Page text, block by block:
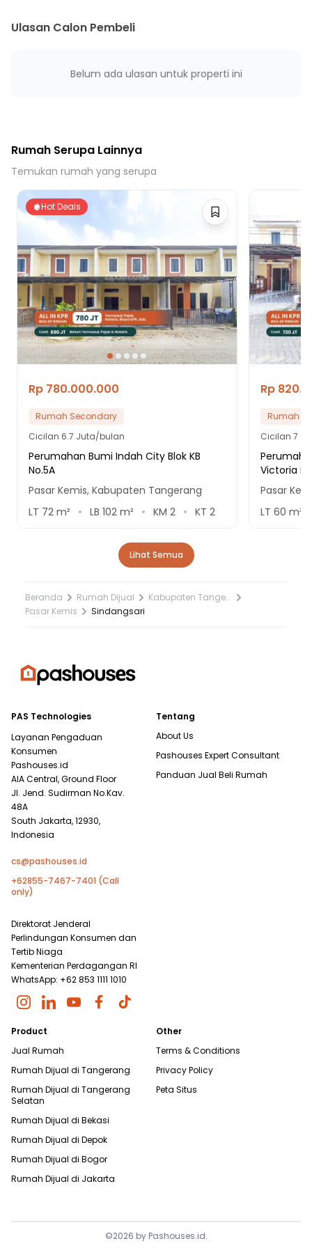
Ulasan Calon Pembeli
Belum ada ulasan untuk properti ini
Rumah Serupa Lainnya
Temukan rumah yang serupa
Hot Deals
Rp 780.000.000
Rumah Secondary
Cicilan 6.7 Juta/bulan
Perumahan Bumi Indah City Blok KB
No.5A
Pasar Kemis, Kabupaten Tangerang
LT 72 m² LB 102 m² KM 2 KT 2
Rp
Rumah
Cicilan 7
Victoria
Pasar
LT 60 m²
Lihat Semua
Beranda Rumah Dijual
Kabupaten Tangerang
Pasar Kemis
Sindangsari
PAS Technologies
Layanan Pengaduan
Konsumen
Pashouses.id
AIA Central, Ground Floor
Jl. Jend. Sudirman No.Kav.
48A
South Jakarta, 12930,
Indonesia
cs@pashouses.id
+62855-7467-7401 (Call
only)
Direktorat Jenderal
Perlindungan Konsumen dan
Tertib Niaga
Kementerian Perdagangan RI
WhatsApp: +62 853 1111 1010
Tentang
About Us
Pashouses Expert Consultant
Panduan Jual Beli Rumah
Product
Jual Rumah
Rumah Dijual di Tangerang
Rumah Dijual di Tangerang
Selatan
Rumah Dijual di Bekasi
Rumah Dijual di Depok
Rumah Dijual di Bogor
Rumah Dijual di Jakarta
Other
Terms & Conditions
Privacy Policy
Peta Situs
©2026 by Pashouses.id.